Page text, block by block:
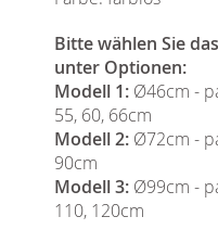
Bitte wählen Sie
unter Optionen:
Modell 1: Ø46cm -
55, 60, 66cm
Modell 2: Ø72cm -
90cm
Modell 3: Ø99cm -
110, 120cm